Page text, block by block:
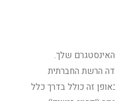
שלך.
הרשת החברתית
זה כולל בדרך כלל